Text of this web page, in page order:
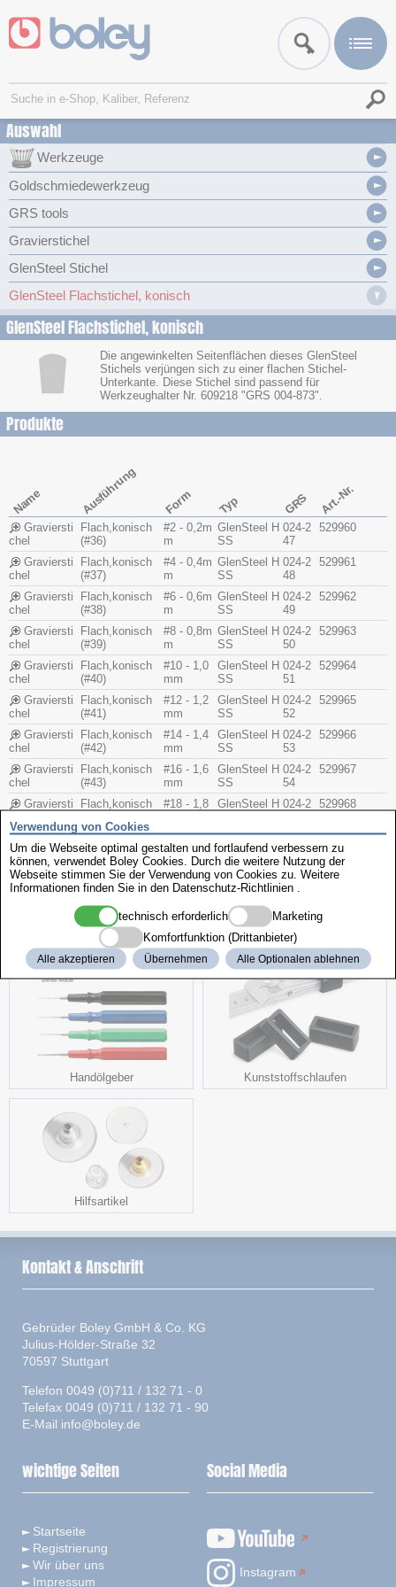
Auswahl
Werkzeuge
Goldschmiedewerkzeug
GRS tools
Gravierstichel
GlenSteel Stichel
GlenSteel Flachstichel, konisch
GlenSteel Flachstichel, konisch
Die angewinkelten Seitenflächen dieses GlenSteel
Stichels verjüngen sich zu einer flachen Stichel-
Unterkante. Diese Stichel sind passend für
Werkzeughalter Nr. 609218 "GRS 004-873".
Produkte
Name Ausführung Form Typ GRS Art.-Nr.
Graviersti
chel
Flach,konisch
(#36)
#2 - 0,2m
m
GlenSteel H
SS
024-2
47
529960
Graviersti
chel
Flach,konisch
(#37)
#4 - 0,4m
m
GlenSteel H
SS
024-2
48
529961
Graviersti
chel
Flach,konisch
(#38)
#6 - 0,6m
m
GlenSteel H
SS
024-2
49
529962
Graviersti
chel
Flach,konisch
(#39)
#8 - 0,8m
m
GlenSteel H
SS
024-2
50
529963
Graviersti
chel
Flach,konisch
(#40)
#10 - 1,0
mm
GlenSteel H
SS
024-2
51
529964
Graviersti
chel
Flach,konisch
(#41)
#12 - 1,2
mm
GlenSteel H
SS
024-2
52
529965
Graviersti
chel
Flach,konisch
(#42)
#14 - 1,4
mm
GlenSteel H
SS
024-2
53
529966
Graviersti
chel
Flach,konisch
(#43)
#16 - 1,6
mm
GlenSteel H
SS
024-2
54
529967
Graviersti
Flach,konisch
#18 - 1,8
GlenSteel H 024-2 529968
Graviersti
chel
Flach,konisch
(#45)
#20 - 2,0
mm
GlenSteel H
SS
024-2
56
529969
weitere interessante Produkte
Handölgeber Kunststoffschlaufen
Hilfsartikel
Verwendung von Cookies
Um die Webseite optimal gestalten und fortlaufend verbessern zu
können, verwendet Boley Cookies. Durch die weitere Nutzung der
Webseite stimmen Sie der Verwendung von Cookies zu. Weitere
Informationen finden Sie in den Datenschutz-Richtlinien
technisch erforderlich
Marketing
Komfortfunktion (Drittanbieter)
Alle akzeptieren Übernehmen Alle Optionalen ablehnen
Kontakt & Anschrift
Gebrüder Boley GmbH & Co. KG
Julius-Hölder-Straße 32
70597 Stuttgart
Telefon 0049 (0)711 / 132 71 - 0
Telefax 0049 (0)711 / 132 71 - 90
E-Mail info@boley.de
wichtige Seiten
Startseite
Registrierung
Wir über uns
Impressum
Social Media
Instagram